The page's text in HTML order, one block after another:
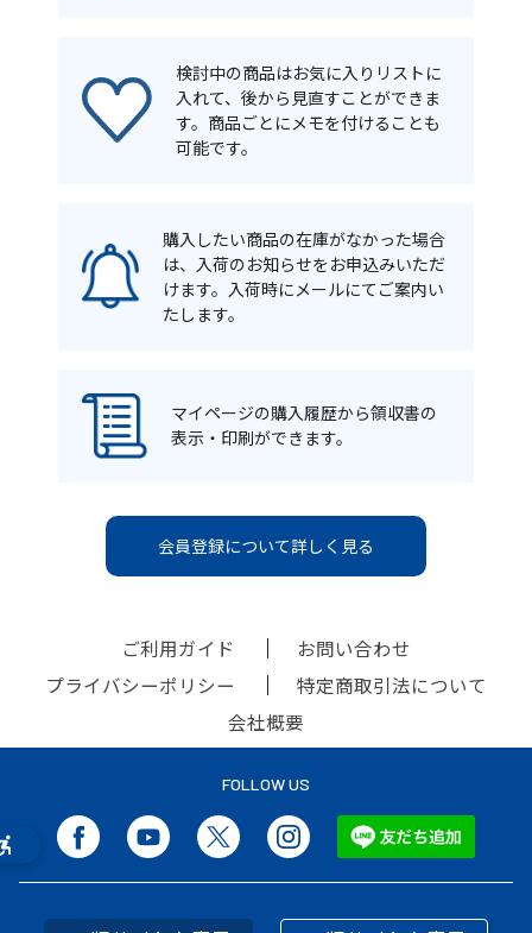
検討中の商品はお気に入りリストに
入れて、後から見直すことができま
す。商品ごとにメモを付けることも
可能です。
購入したい商品の在庫がなかった場合
は、入荷のお知らせをお申込みいただ
けます。入荷時にメールにてご案内い
たします。
マイページの購入履歴から領収書の
表示・印刷ができます。
会員登録について詳しく見る
ご利用ガイド
お問い合わせ
プライバシーポリシー
特定商取引法について
会社概要
FOLLOW US